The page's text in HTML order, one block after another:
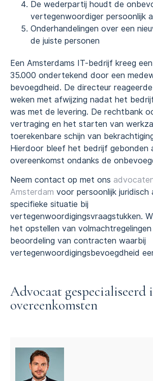
De wederpartij houdt de
vertegenwoordiger persoonlijk
Onderhandelingen over een
de juiste personen
Een Amsterdams IT-bedrijf kreeg
35.000 ondertekend door een
bevoegdheid. De directeur
weken met afwijzing nadat het
was met de levering. De rechtbank
vertraging en het starten van
toerekenbare schijn van
Hierdoor bleef het bedrijf gebonden
overeenkomst ondanks de
Neem contact op met ons
Amsterdam voor persoonlijk juridisch
specifieke situatie bij
vertegenwoordigingsvraagstukken.
het opstellen van
beoordeling van contracten waarbij
vertegenwoordigingsbevoegdheid
Advocaat gespecialiseerd
overeenkomsten